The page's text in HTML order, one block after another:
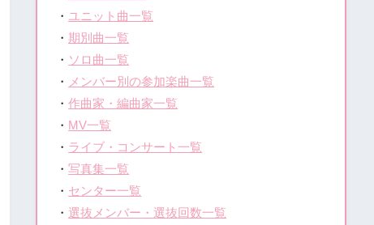
・ ユニット曲一覧
・期別曲一覧
・ ソロ曲一覧
・ メンバー別の参加楽曲一覧
・作曲家・編曲家一覧
・ MV一覧
・ ライブ・コンサート一覧
・写真集一覧
・ センター一覧
・選抜メンバー・選抜回数一覧